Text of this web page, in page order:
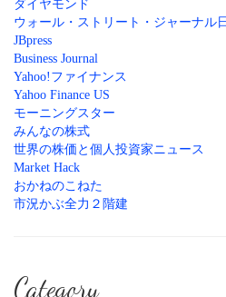
ダイヤモンド
ウォール・ストリート・ジャーナル
JBpress
Business Journal
Yahoo!ファイナンス
Yahoo Finance US
モーニングスター
みんなの株式
世界の株価と個人投資家ニュース
Market Hack
おかねのこねた
市況かぶ全力２階建
Category